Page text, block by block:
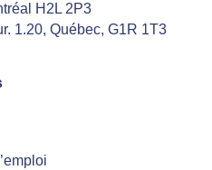
H2L 2P3
1.20, Québec, G1R 1T3